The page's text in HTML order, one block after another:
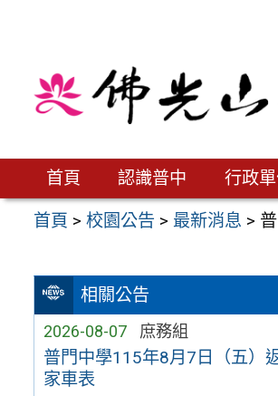
首頁 認識普中 行政
首頁 >校園公告 > 最新消息 >
相關公告
2026-08-07 庶務組
普門中學115年8月7日（五）
家車表